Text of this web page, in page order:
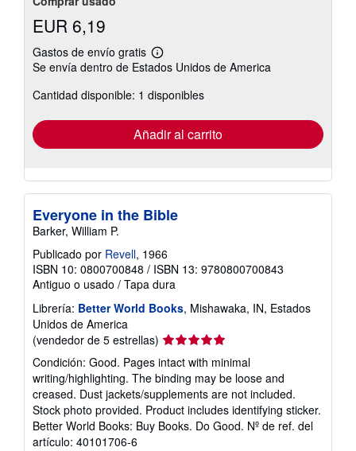
EUR 6,19
Gastos de envío gratis
Más
información
las
tarifas
envío
Se envía dentro de Estados Unidos de America
Cantidad disponible: 1 disponibles
Añadir al carrito
Everyone in the Bible
Barker, William P.
Publicado por Revell, 1966
ISBN 10: 0800700848 / ISBN 13: 9780800700843
Antiguo o usado / Tapa dura
Librería: Better World Books, Mishawaka, IN, Estados
Unidos de America
(vendedor de 5 estrellas) Calificación
del
vendedor:
5
de
5
estrellas
Condición: Good. Pages intact with minimal
writing/highlighting. The binding may be loose and
creased. Dust jackets/supplements are not included.
Stock photo provided. Product includes identifying sticker.
Better World Books: Buy Books. Do Good. Nº de ref. del
artículo: 40101706-6